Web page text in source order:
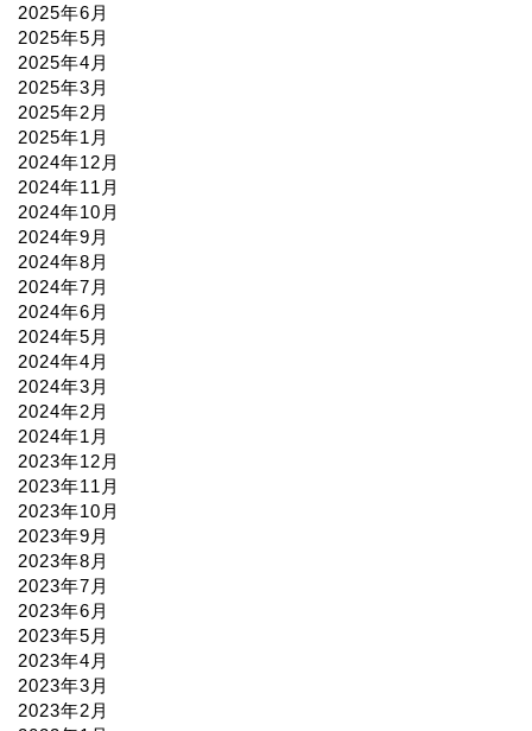
2025年6月
2025年5月
2025年4月
2025年3月
2025年2月
2025年1月
2024年12月
2024年11月
2024年10月
2024年9月
2024年8月
2024年7月
2024年6月
2024年5月
2024年4月
2024年3月
2024年2月
2024年1月
2023年12月
2023年11月
2023年10月
2023年9月
2023年8月
2023年7月
2023年6月
2023年5月
2023年4月
2023年3月
2023年2月